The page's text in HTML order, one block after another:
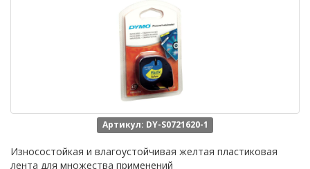
Артикул: DY-S0721620-1
Износостойкая и влагоустойчивая желтая пластиковая
лента для множества применений